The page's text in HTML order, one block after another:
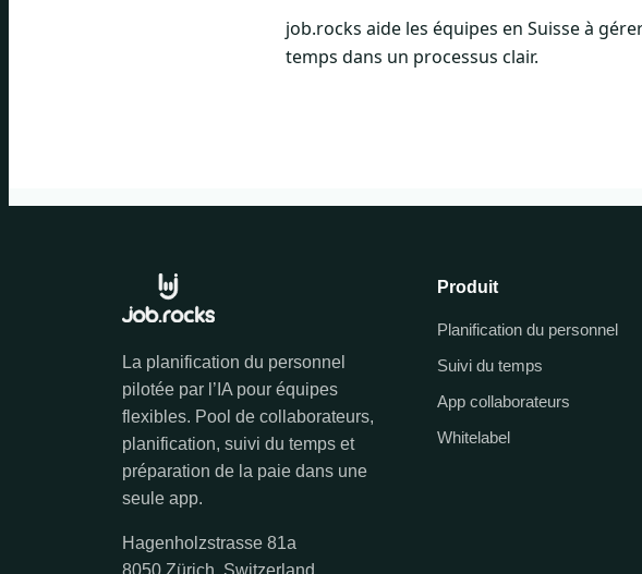
job.rocks aide les équipes en Suisse à
temps dans un processus clair.
La planification du personnel
pilotée par l’IA pour équipes
flexibles. Pool de collaborateurs,
planification, suivi du temps et
préparation de la paie dans une
seule app.
Hagenholzstrasse 81a
8050 Zürich, Switzerland
Produit
Planification du personnel
Suivi du temps
App collaborateurs
Whitelabel